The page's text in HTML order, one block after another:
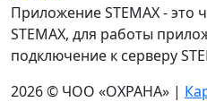
Приложение STEMAX - это
STEMAX, для работы
подключение к серверу
2026 © ЧОО «ОХРАНА» |